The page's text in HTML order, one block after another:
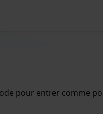
pour entrer comme